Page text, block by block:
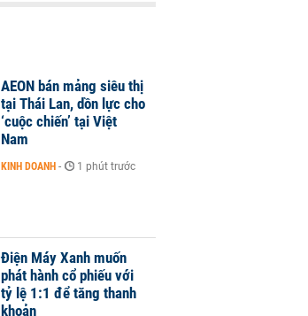
AEON bán mảng siêu thị
tại Thái Lan, dồn lực cho
‘cuộc chiến’ tại Việt
Nam
KINH DOANH - 1 phút trước
Điện Máy Xanh muốn
phát hành cổ phiếu với
tỷ lệ 1:1 để tăng thanh
khoản